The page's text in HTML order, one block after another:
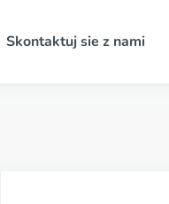
Skontaktuj sie z nami